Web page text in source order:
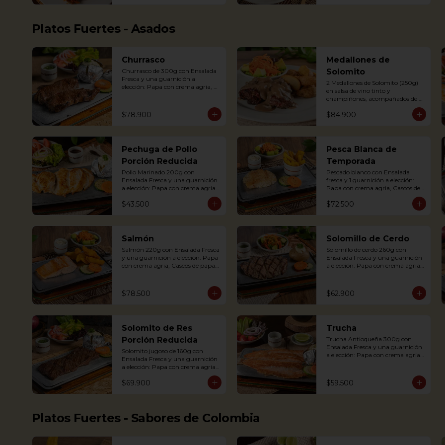
Platos Fuertes - Asados
Churrasco
Churrasco de 300g con Ensalada
Fresca y una guarnición a
elección: Papa con crema agria,
de Yuca, Puré de papa y arracacha
steak served on a griddle with a
baked potato with sour cream.
Accompanied with a fresh salad
and Chimichurri sauce.
$78.900
Medallones de
Solomito
2 Medallones de Solomito (250g)
en salsa de vino tinto y
champiñones, acompañados de
elección: Papa con crema agria,
cascos de papa Rústica, Plátano
2 Juicy Tenderloin medallions in
red wine and mushroom sauce,
served with rustic potatoes and
fresh avocado salad
$84.900
Pechuga de Pollo
Porción Reducida
Pollo Marinado 200g con
Ensalada Fresca y una guarnición
a elección: Papa con crema agria,
Cascos de papa Rústica, Plátano
maduro relleno de quesito, Palitos
Grilled Chicken breast with a
baked potato with sour cream,
accompanied with a fresh salad.
$43.500
Pesca Blanca de
Temporada
Pescado blanco con Ensalada
fresca y 1 guarnición a elección:
Papa con crema agria, Cascos de
con Quesito, Palitos de Yuca, Puré
$72.500
Salmón
Salmón 220g con Ensalada Fresca
y una guarnición a elección: Papa
con crema agria, Cascos de papa
de papa y arracacha.
Acompañado de salsa de soya y
with a baked potato with sour
cream. Accompanied with a salad
and a delicious ginger sauce.
$78.500
Solomillo de Cerdo
Solomillo de cerdo 260g con
Ensalada Fresca y una guarnición
a elección: Papa con crema agria,
de Yuca, Puré de papa y
arracacha.
Pork tenderloin 280g with baked
potato with sour cream and
$62.900
Solomito de Res
Porción Reducida
Solomito jugoso de 160g con
Ensalada Fresca y una guarnición
a elección: Papa con crema agria,
relleno de quesito, Palitos de Yuca,
Puré de papa y arracacha. (Foto
$69.900
Trucha
Trucha Antioqueña 300g con
Ensalada Fresca y una guarnición
a elección: Papa con crema agria,
de Yuca, Puré de papa y arracacha
$59.500
Platos Fuertes - Sabores de Colombia